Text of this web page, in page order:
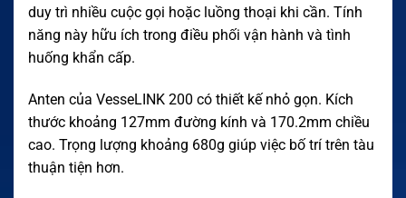
duy trì nhiều cuộc gọi hoặc luồng thoại khi cần. Tính
năng này hữu ích trong điều phối vận hành và tình
huống khẩn cấp.
Anten của VesseLINK 200 có thiết kế nhỏ gọn. Kích
thước khoảng 127mm đường kính và 170.2mm chiều
cao. Trọng lượng khoảng 680g giúp việc bố trí trên tàu
thuận tiện hơn.